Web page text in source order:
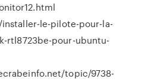
le-pilote-pour-la-
rtl8723be-pour-ubuntu-
topic/9738-